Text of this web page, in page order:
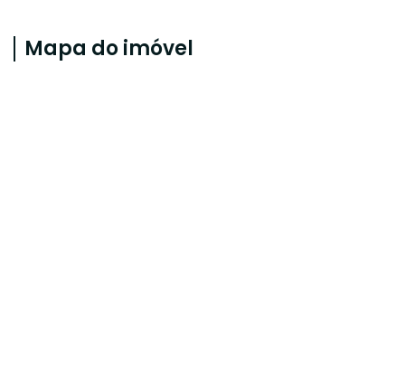
Mapa do imóvel